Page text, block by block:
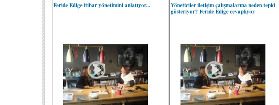
Feride Edige itibar yönetimini anlatıyor...
Yöneticiler iletişim çalışmalarına neden tepki
gösteriyor? Feride Edige cevaplıyor